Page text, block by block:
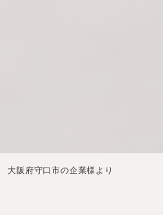
大阪府守口市の企業様より